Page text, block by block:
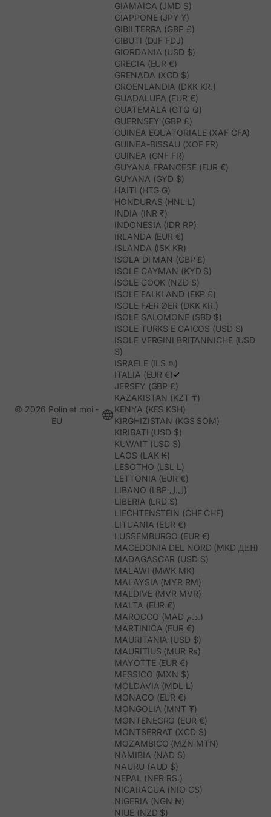
GIAMAICA (JMD $)
GIAPPONE (JPY ¥)
GIBILTERRA (GBP £)
GIBUTI (DJF FDJ)
GIORDANIA (USD $)
GRECIA (EUR €)
GRENADA (XCD $)
GROENLANDIA (DKK KR.)
GUADALUPA (EUR €)
GUATEMALA (GTQ Q)
GUERNSEY (GBP £)
GUINEA EQUATORIALE (XAF CFA)
GUINEA-BISSAU (XOF FR)
GUINEA (GNF FR)
GUYANA FRANCESE (EUR €)
GUYANA (GYD $)
HAITI (HTG G)
HONDURAS (HNL L)
INDIA (INR ₹)
INDONESIA (IDR RP)
IRLANDA (EUR €)
ISLANDA (ISK KR)
ISOLA DI MAN (GBP £)
ISOLE CAYMAN (KYD $)
ISOLE COOK (NZD $)
ISOLE FALKLAND (FKP £)
ISOLE FÆR ØER (DKK KR.)
ISOLE SALOMONE (SBD $)
ISOLE TURKS E CAICOS (USD $)
ISOLE VERGINI BRITANNICHE (USD
$)
ISRAELE (ILS ₪)
ITALIA (EUR €)
JERSEY (GBP £)
KAZAKISTAN (KZT ₸)
KENYA (KES KSH)
KIRGHIZISTAN (KGS SOM)
KIRIBATI (USD $)
KUWAIT (USD $)
LAOS (LAK ₭)
LESOTHO (LSL L)
LETTONIA (EUR €)
LIBANO (LBP ل.ل)
LIBERIA (LRD $)
LIECHTENSTEIN (CHF CHF)
LITUANIA (EUR €)
LUSSEMBURGO (EUR €)
MACEDONIA DEL NORD (MKD ДЕН)
MADAGASCAR (USD $)
MALAWI (MWK MK)
MALAYSIA (MYR RM)
MALDIVE (MVR MVR)
MALTA (EUR €)
MAROCCO (MAD د.م.)
MARTINICA (EUR €)
MAURITANIA (USD $)
MAURITIUS (MUR ₨)
MAYOTTE (EUR €)
MESSICO (MXN $)
MOLDAVIA (MDL L)
MONACO (EUR €)
MONGOLIA (MNT ₮)
MONTENEGRO (EUR €)
MONTSERRAT (XCD $)
MOZAMBICO (MZN MTN)
NAMIBIA (NAD $)
NAURU (AUD $)
NEPAL (NPR RS.)
NICARAGUA (NIO C$)
NIGERIA (NGN ₦)
NIUE (NZD $)
© 2026 Polín et moi -
EU